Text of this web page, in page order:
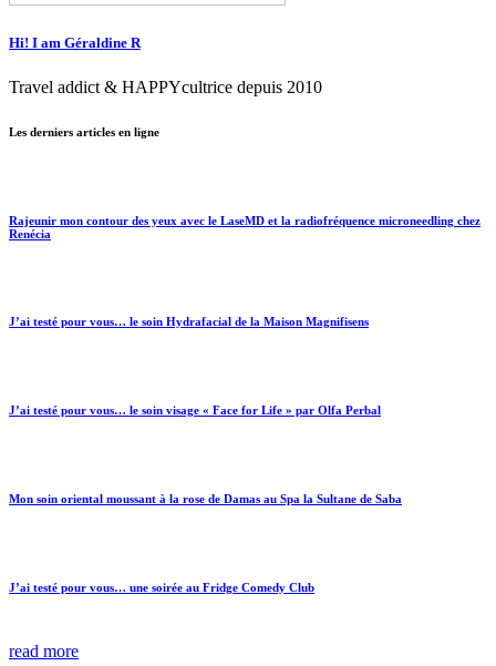
Hi! I am Géraldine R
Travel addict & HAPPYcultrice depuis 2010
Les derniers articles en ligne
Rajeunir mon contour des yeux avec le LaseMD et la radiofréquence microneedling chez
Renécia
J’ai testé pour vous… le soin Hydrafacial de la Maison Magnifisens
J’ai testé pour vous… le soin visage « Face for Life » par Olfa Perbal
Mon soin oriental moussant à la rose de Damas au Spa la Sultane de Saba
J’ai testé pour vous… une soirée au Fridge Comedy Club
read more